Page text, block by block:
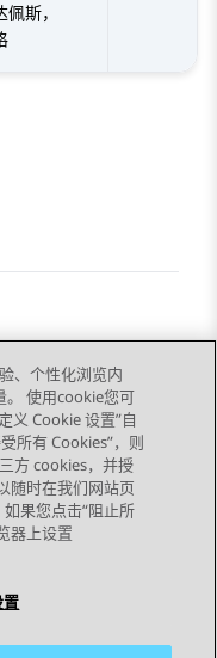
斯，
下一主题
、个性化浏览内
。 使用cookie您可
义 Cookie 设置”自
所有 Cookies”，则
方 cookies，并授
随时在我们网站页
果您点击“阻止所
器上设置